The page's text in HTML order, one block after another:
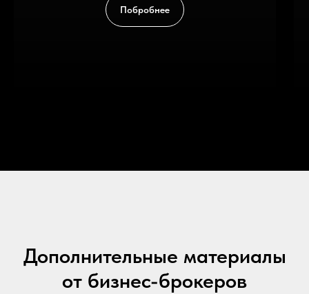
Побробнее
Дополнительные материалы
от бизнес-брокеров